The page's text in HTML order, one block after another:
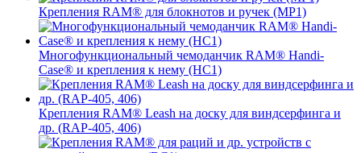
Крепления RAM® для блокнотов и ручек (MP1)
Многофункциональный чемоданчик RAM® Handi-
Case® и крепления к нему (HC1)
Крепления RAM® Leash на доску для виндсерфинга и
др. (RAP-405, 406)